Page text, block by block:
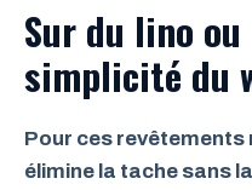
Sur du lino ou
simplicité du
Pour ces revêtements
élimine la tache sans